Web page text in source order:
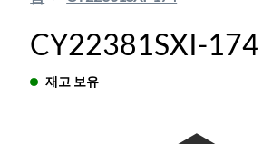
CY22381SXI-174
재고 보유